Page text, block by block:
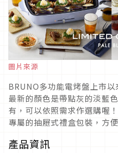
圖片來源
BRUNO多功能電烤盤上市以
最新的顏色是帶點灰的淡藍
有，可以依照需求作選購喔
專屬的抽屜式禮盒包裝，方
產品資訊